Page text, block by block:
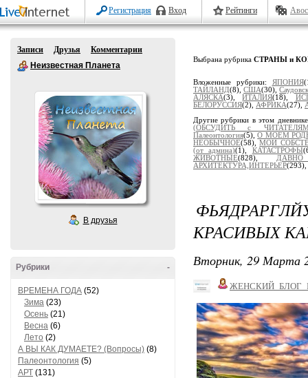
Регистрация Вход Рейтинги
Записи Друзья
Комментарии
Неизвестная Планета
В друзья
-
Рубрики
ВРЕМЕНА ГОДА (52)
Зима (23)
Осень (21)
Весна (6)
Лето (2)
А ВЫ КАК ДУМАЕТЕ? (Вопросы) (8)
Палеонтология (5)
АРТ (131)
Выбрана рубрика СТРАНЫ и
Вложенные рубрики: ЯПОНИЯ
ТАЙЛАНД(8),США(30),
АЛЯСКА(3),ИТАЛИЯ(18),
БЕЛОРУССИЯ(2), АФРИКА(27),
Другие рубрики в этом
(ОБСУДИТЬ с
Палеонтология(5),О МОЕМ
НЕОБЫЧНОЕ(58),МОИ
(от админа)(1), КАТАСТРОФЫ
ЖИВОТНЫЕ(828),
АРХИТЕКТУРА,ИНТЕРЬЕР(293),
КРАСИВЫХ
Вторник, 29 Марта